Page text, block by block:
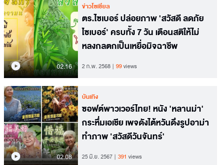
02.16
ข่าวโซเชียล
ตร.ไซเบอร์ ปล่อยภาพ 'สวัสดี ลดภัย
ไซเบอร์' ครบทั้ง 7 วัน เตือนสติให้ไม่
หลงกลตกเป็นเหยื่อมิจฉาชีพ
2 ก.พ. 2568 99views
02.08
บันเทิง
ซอฟต์พาวเวอร์ไทย! หนัง 'หลานม่า'
กระหึ่มเอเชีย เพจดังไต้หวันดึงรูปอาม่า
ทำภาพ 'สวัสดีวันจันทร์'
25 มิ.ย. 2567 391 views